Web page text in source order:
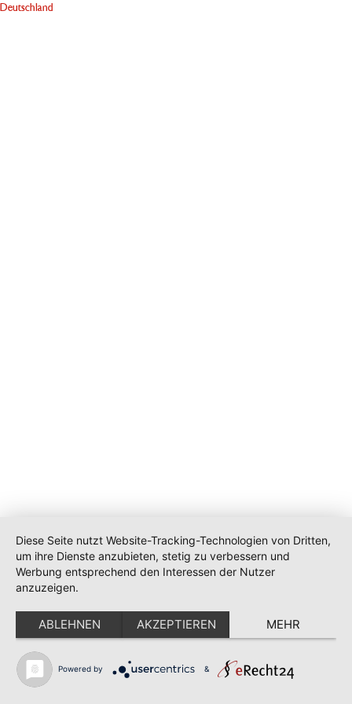
Deutschland
Diese Seite nutzt Website-Tracking-Technologien von Dritten,
um ihre Dienste anzubieten, stetig zu verbessern und
Werbung entsprechend den Interessen der Nutzer
anzuzeigen.
ABLEHNEN AKZEPTIEREN MEHR
Powered by &